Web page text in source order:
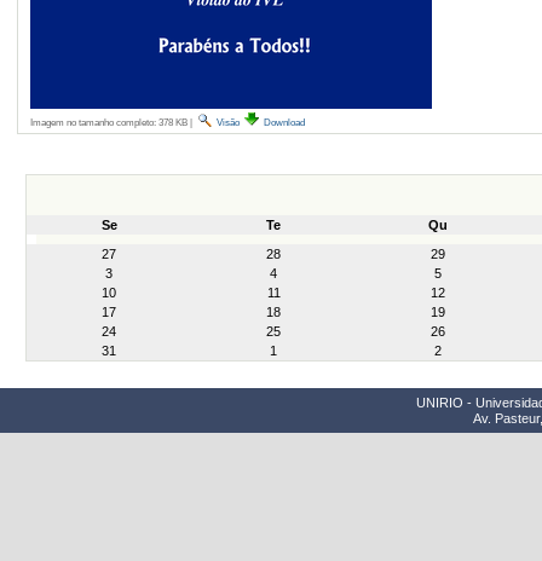
Imagem no tamanho completo: 378 KB| Visão Download
Se Te
Qu
27
28
29
3
4
5
10
11
12
17
18
19
24
25
26
31
1 2
UNIRIO -
Av.